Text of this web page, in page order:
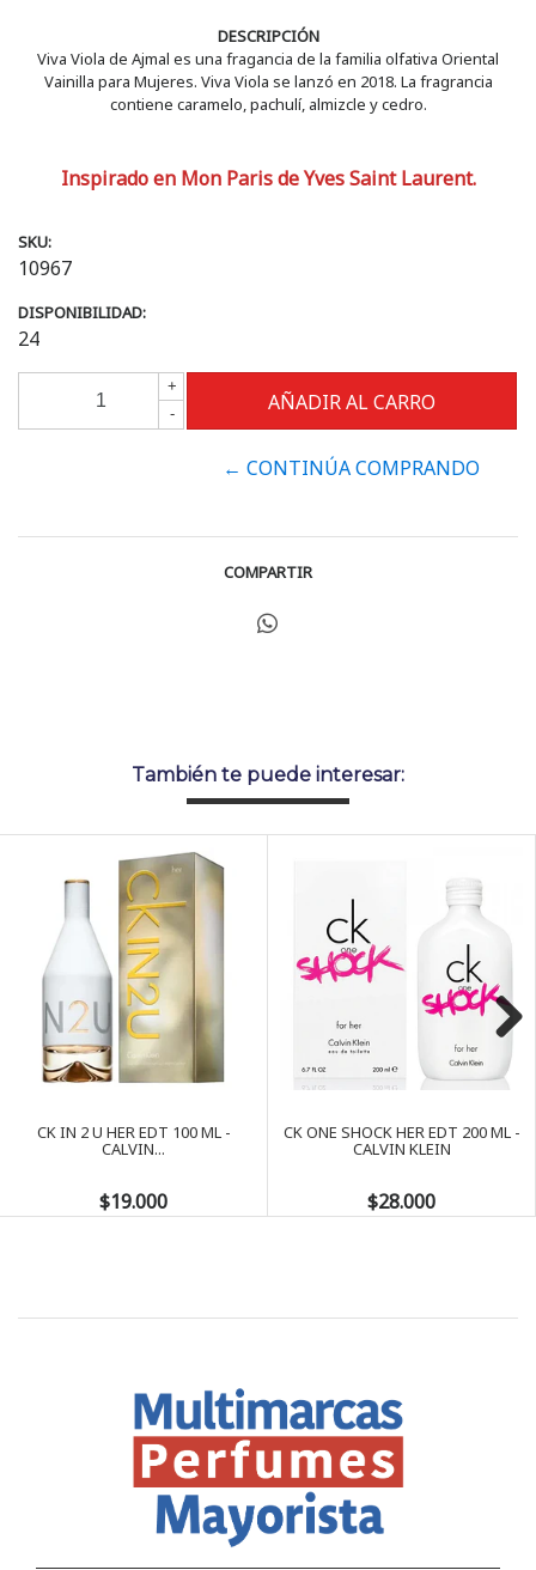
DESCRIPCIÓN
Viva Viola de Ajmal es una fragancia de la familia olfativa Oriental
Vainilla para Mujeres. Viva Viola se lanzó en 2018. La fragrancia
contiene caramelo, pachulí, almizcle y cedro.
Inspirado en Mon Paris de Yves Saint Laurent.
SKU:
10967
DISPONIBILIDAD:
24
+
-
← CONTINÚA COMPRANDO
COMPARTIR
También te puede interesar:
CK IN 2 U HER EDT 100 ML -
CALVIN...
$19.000
CK ONE SHOCK HER EDT 200 ML -
CALVIN KLEIN
$28.000
Next